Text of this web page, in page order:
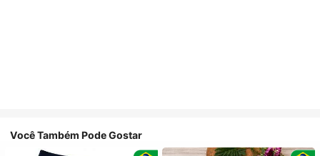
Você Também Pode Gostar